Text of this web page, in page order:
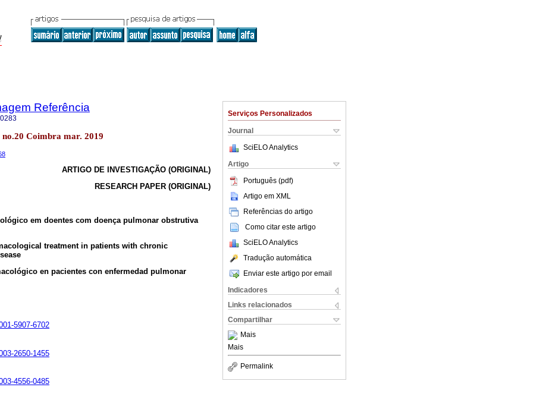
Serviços Personalizados
Journal
SciELO Analytics
Artigo
Português (pdf)
Artigo em XML
Referências do artigo
Como citar este artigo
SciELO Analytics
Tradução automática
Enviar este artigo por email
Indicadores
Links relacionados
Compartilhar
Mais
Mais
Permalink
Referência
Coimbra mar. 2019
ARTIGO DE INVESTIGAÇÃO (ORIGINAL)
RESEARCH PAPER (ORIGINAL)
em doentes com doença pulmonar obstrutiva
treatment in patients with chronic
en pacientes con enfermedad pulmonar
5907-6702
2650-1455
4556-0485